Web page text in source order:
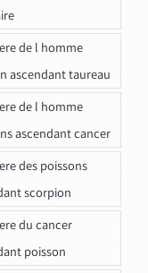
de l homme
ascendant taureau
de l homme
ascendant cancer
des poissons
scorpion
du cancer
poisson